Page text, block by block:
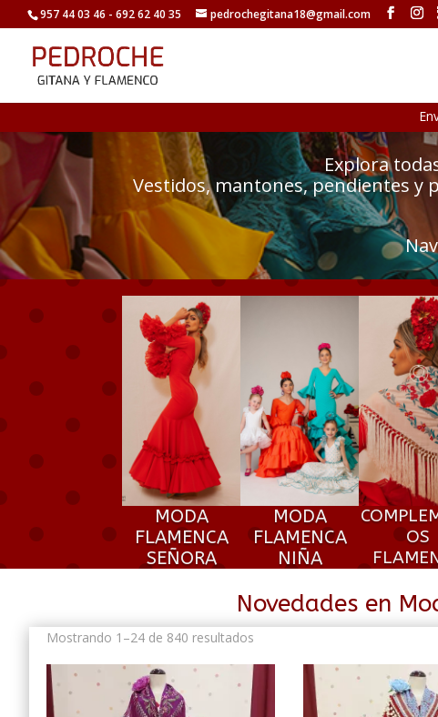
957 44 03 46 - 692 62 40 35 pedrochegitana18@gmail.com
Explora
Vestidos, mantones, pendientes y
MODA
FLAMENCA
SEÑORA
MODA
FLAMENCA
NIÑA
OS
Novedades en
Mostrando 1–24 de 840 resultadosOrdenado
los